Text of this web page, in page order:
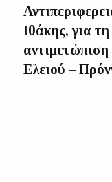
Ιθάκης, για
Ελειού –